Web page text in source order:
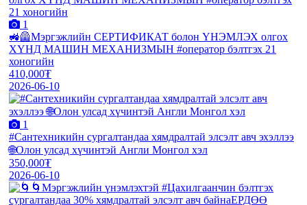
1
🚜🦺Мэргэжлийн СЕРТИФИКАТ болон ҮНЭМЛЭХ олгох
ХҮНД МАШИН МЕХАНИЗМЫН #оператор бэлтгэх 21
хоногийн
410,000₮
2026-06-10
1
#Сантехникийн сургалтандаа хямдралтай элсэлт авч эхэллээ
🌐Олон улсад хүчинтэй Англи Монгол хэл
350,000₮
2026-06-10